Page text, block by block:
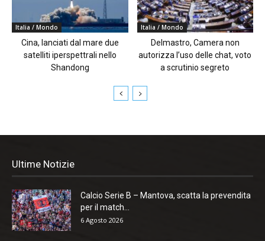
Italia / Mondo
Cina, lanciati dal mare due
satelliti iperspettrali nello
Shandong
Italia / Mondo
Delmastro, Camera non
autorizza l’uso delle chat, voto
a scrutinio segreto
Ultime Notizie
Calcio Serie B – Mantova, scatta la prevendita
per il match...
6 Agosto 2026